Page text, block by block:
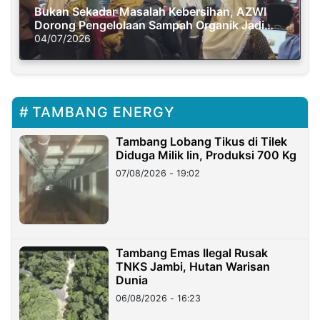
Bukan Sekadar Masalah Kebersihan, AZWI
Dorong Pengelolaan Sampah Organik Jadi
Solusi Krisis Iklim
04/07/2026
TAMBANG ENERGY
Tambang Lobang Tikus di Tilek
Diduga Milik Iin, Produksi 700 Kg
07/08/2026 - 19:02
Tambang Emas Ilegal Rusak
TNKS Jambi, Hutan Warisan
Dunia
06/08/2026 - 16:23